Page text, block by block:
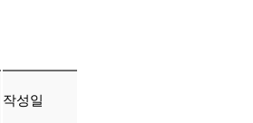
작성일